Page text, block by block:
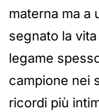
materna ma a
segnato la vita
legame
campione nei
ricordi più